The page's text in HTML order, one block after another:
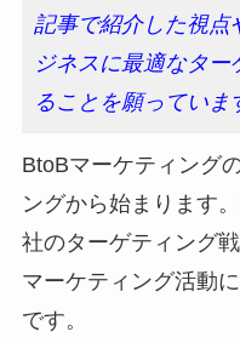
記事で紹介した視点
ジネスに最適なタ
ることを願っていま
BtoBマーケティング
ングから始まります
社のターゲティング
マーケティング活動
です。